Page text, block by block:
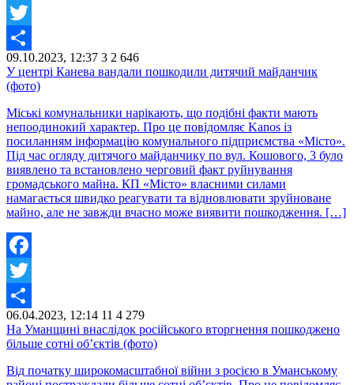
Facebook
Twitter
Share
09.10.2023, 12:37 3 2 646
У центрі Канева вандали пошкодили дитячий майданчик
(фото)
Міські комунальники нарікають, що подібні факти мають
непоодинокий характер. Про це повідомляє Kanos із
посиланням інформацію комунального підприємства «Місто».
Під час огляду дитячого майданчику по вул. Кошового, 3 було
виявлено та встановлено черговий факт руйнування
громадського майна. КП «Місто» власними силами
намагається швидко реагувати та відновлювати зруйноване
майно, але не завжди вчасно може виявити пошкодження. […]
Facebook
Twitter
Share
06.04.2023, 12:14 11 4 279
На Уманщині внаслідок російського вторгнення пошкоджено
більше сотні об’єктів (фото)
Від початку широкомасштабної війни з росією в Уманському